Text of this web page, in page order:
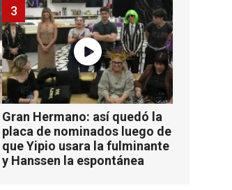
Gran Hermano: así quedó la
placa de nominados luego de
que Yipio usara la fulminante
y Hanssen la espontánea
3